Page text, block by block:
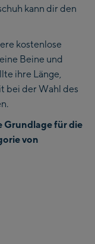
kann dir den
kostenlose
Beine und
ihre Länge,
bei der Wahl des
Grundlage für die
von